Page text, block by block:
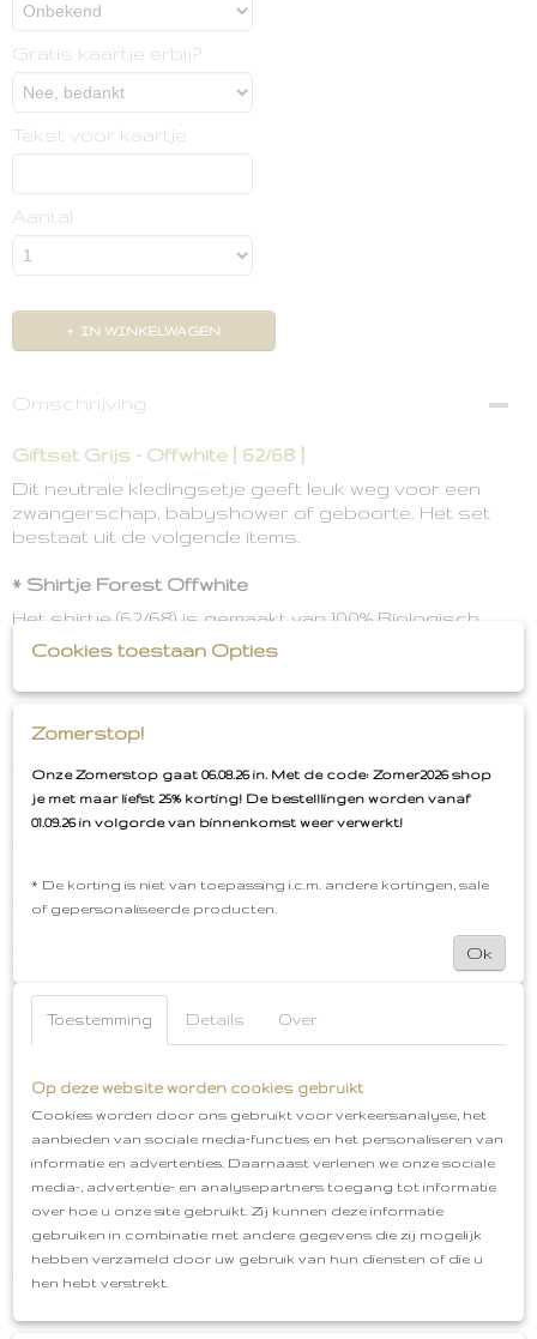
Gratis kaartje erbij?
Tekst voor kaartje
Aantal
IN WINKELWAGEN
Omschrijving
Giftset Grijs - Offwhite [ 62/68 ]
Dit neutrale kledingsetje geeft leuk weg voor een
zwangerschap, babyshower of geboorte. Het set
bestaat uit de volgende items.
* Shirtje Forest Offwhite
Het shirtje (62/68) is gemaakt van 100% Biologisch
katoen. Op het shirtje staat een klein, grijs vosje
* Broekje Pretty Knit Grey
Het broekje (62/68) is gemaakt van een 100% gebreide,
fijne katoen. In de band zit een centuurtje waarmee je
het broekje indien nodig iets strakker kunt strikken.
Deze ontzettende zacht gebreide slab is gemaakt
van GOTS=gecertificeerd 100% biologisch katoen en
verstelbare functie in de nek en heeft een afmeting
van 19x25 cm. De bandana slab maakt de outfit
compleet en het heeft een functionele werking.
Maak gebruik van onze gratis cadeauservice en wij
ingepakt. Wil je het pakketje direct versturen naar de
ontvanger dan is ook dit zelfs mogelijk. Tijdens het
bestelproces spreekt dit voorzich.
Heb je vragen? Neem dan contact met ons op. Via de
whats app functie in de webshop gaat dit het snelst.
Giftset
Grijs - Offwhite Maat: 62/68
Gratis
cadeauservice
Afhalen in Oud-Beijerland
Gratis
verzenden vanaf €50,00
Cookies toestaan Opties
Zomerstop!
Onze Zomerstop gaat 06.08.26 in. Met de code: Zomer2026 shop
je met maar liefst 25% korting! De bestelllingen worden vanaf
01.09.26 in volgorde van binnenkomst weer verwerkt!
* De korting is niet van toepassing i.c.m. andere kortingen, sale
of gepersonaliseerde producten.
Ok
Toestemming Details Over
Op deze website worden cookies gebruikt
Cookies worden door ons gebruikt voor verkeersanalyse, het
aanbieden van sociale media-functies en het personaliseren van
informatie en advertenties. Daarnaast verlenen we onze sociale
media-, advertentie- en analysepartners toegang tot informatie
over hoe u onze site gebruikt. Zij kunnen deze informatie
gebruiken in combinatie met andere gegevens die zij mogelijk
hebben verzameld door uw gebruik van hun diensten of die u
hen hebt verstrekt.